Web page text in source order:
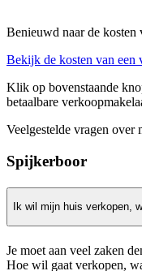
Benieuwd naar de kosten
Bekijk de kosten van een
Klik op bovenstaande
betaalbare
Veelgestelde vragen over
Spijkerboor
Ik wil mijn huis verkopen,
Je moet aan veel zaken
Hoe wil gaat verkopen,